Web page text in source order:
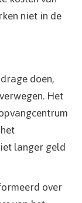
niet in de
doen,
Het
langer geld
over